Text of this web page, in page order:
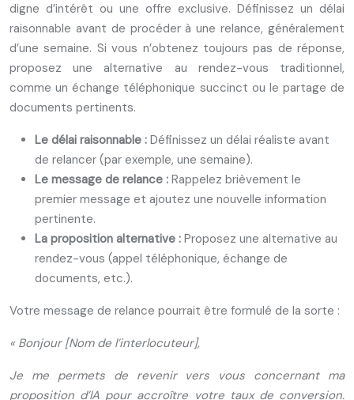
digne d’intérêt ou une offre exclusive. Définissez un délai
raisonnable avant de procéder à une relance, généralement
d’une semaine. Si vous n’obtenez toujours pas de réponse,
proposez une alternative au rendez-vous traditionnel,
comme un échange téléphonique succinct ou le partage de
documents pertinents.
Le délai raisonnable : Définissez un délai réaliste avant
de relancer (par exemple, une semaine).
Le message de relance : Rappelez brièvement le
premier message et ajoutez une nouvelle information
pertinente.
La proposition alternative : Proposez une alternative au
rendez-vous (appel téléphonique, échange de
documents, etc.).
Votre message de relance pourrait être formulé de la sorte :
« Bonjour [Nom de l’interlocuteur],
Je me permets de revenir vers vous concernant ma
proposition d’IA pour accroître votre taux de conversion.